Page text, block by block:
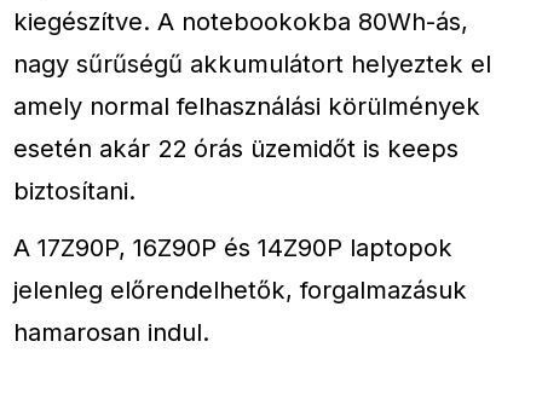
kiegészítve. A notebookokba 80Wh-ás,
nagy sűrűségű akkumulátort helyeztek el
amely normal felhasználási körülmények
esetén akár 22 órás üzemidőt is keeps
biztosítani.
A 17Z90P, 16Z90P és 14Z90P laptopok
jelenleg előrendelhetők, forgalmazásuk
hamarosan indul.